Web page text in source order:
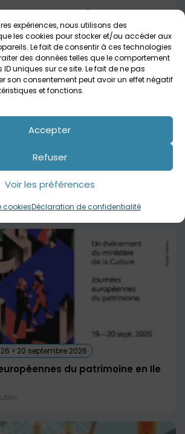
expériences, nous utilisons des
les cookies pour stocker et/ou accéder aux
Le fait de consentir à ces technologies
des données telles que le comportement
uniques sur ce site. Le fait de ne pas
son consentement peut avoir un effet négatif
et fonctions.
Accepter
Refuser
Voir les préférences
cookiesDéclaration de confidentialité
la Marine de Paris Jusqu'à 2 ans
> 20 septembre 2026
Manteaux Tout public
> 20 septembre 2026
du patrimoine en Ile